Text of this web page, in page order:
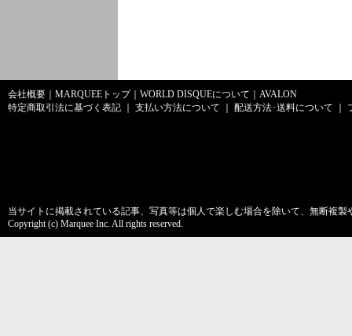
会社概要 MARQUEEトップ｜ WORLD DISQUEについて
AVALON
特定商取引法に基づく表記
支払い方法について 配送方法･送料について
当サイトに掲載されている記事、写真等は個人で楽しむ場合を除いて、無断複
Copyright (c) Marquee Inc. All rights reserved.